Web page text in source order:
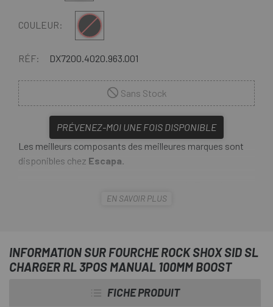
COULEUR: Noir
RÉF: DX7200.4020.963.001
Sans Stock
PRÉVENEZ-MOI UNE FOIS DISPONIBLE
Les meilleurs composants des meilleures marques sont
disponibles chez Escapa.
Rock Shox Sid SL Charger RL 3Pos Manual 100mm
(3P) : Rigid Lock, plush Open, et efficient Pedal positions -
à vous de choisir.
EN SAVOIR PLUS
INFORMATION SUR FOURCHE ROCK SHOX SID SL
CHARGER RL 3POS MANUAL 100MM BOOST
FICHE PRODUIT